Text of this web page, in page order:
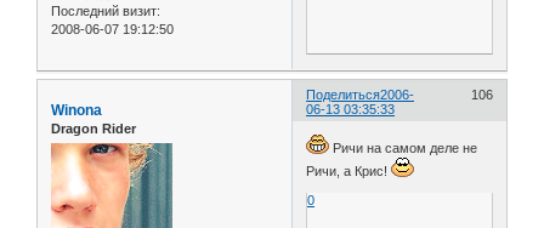
Последний визит:
2008-06-07 19:12:50
Поделиться 106
2006-
06-13 03:35:33
Winona
Dragon Rider
Ричи на самом деле не
Ричи, а Крис!
0